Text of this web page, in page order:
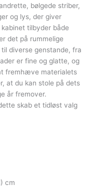
bølgede striber,
og lys, der giver
tilbyder både
det på rummelige
diverse genstande, fra
er fine og glatte, og
fremhæve materialets
at du kan stole på dets
år fremover.
skab et tidløst valg
cm